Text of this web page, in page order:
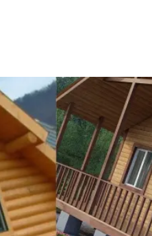
televizyon
Dernekler ve Birlikler
İnternet
Endüstriyel Ürünler